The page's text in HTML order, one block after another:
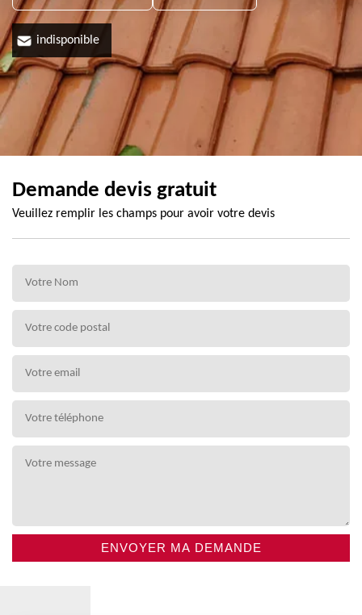
indisponible
Demande devis gratuit
Veuillez remplir les champs pour avoir votre devis